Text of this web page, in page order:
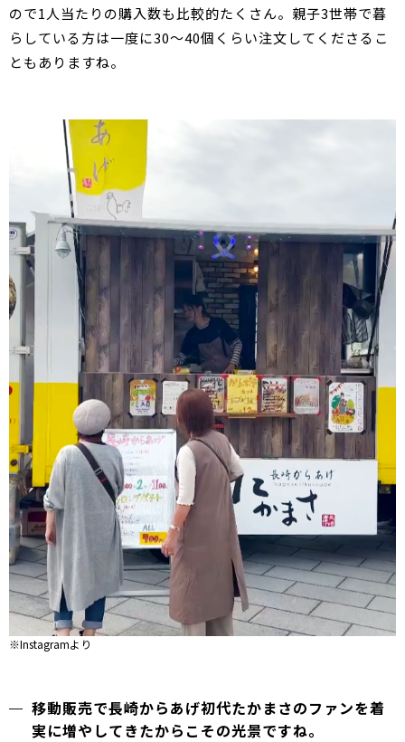
ので1人当たりの購入数も比較的たくさん。親子3世帯で暮
らしている方は一度に30～40個くらい注文してくださるこ
ともありますね。
※Instagramより
移動販売で長崎からあげ初代たかまさのファンを着
実に増やしてきたからこその光景ですね。